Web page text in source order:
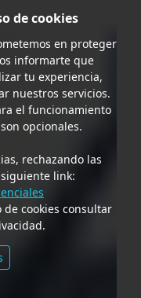
de cookies
en proteger
informarte que
tu experiencia,
nuestros servicios.
el funcionamiento
opcionales.
rechazando las
link:
cookies consultar